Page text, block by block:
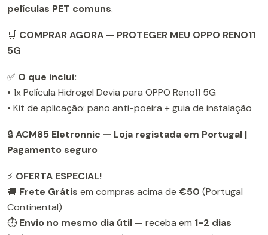
películas PET comuns.
🛒 COMPRAR AGORA — PROTEGER MEU OPPO RENO11
5G
✅ O que inclui:
• 1x Película Hidrogel Devia para OPPO Reno11 5G
• Kit de aplicação: pano anti-poeira + guia de instalação
🔒ACM85 Eletronnic — Loja registada em Portugal |
Pagamento seguro
⚡ OFERTA ESPECIAL!
🚚 Frete Grátis em compras acima de €50 (Portugal
Continental)
⏱️ Envio no mesmo dia útil — receba em 1-2 dias